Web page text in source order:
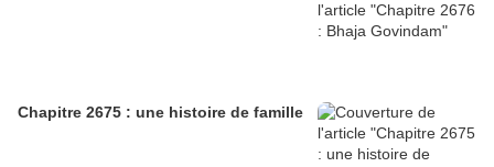
Chapitre 2675 : une histoire de famille